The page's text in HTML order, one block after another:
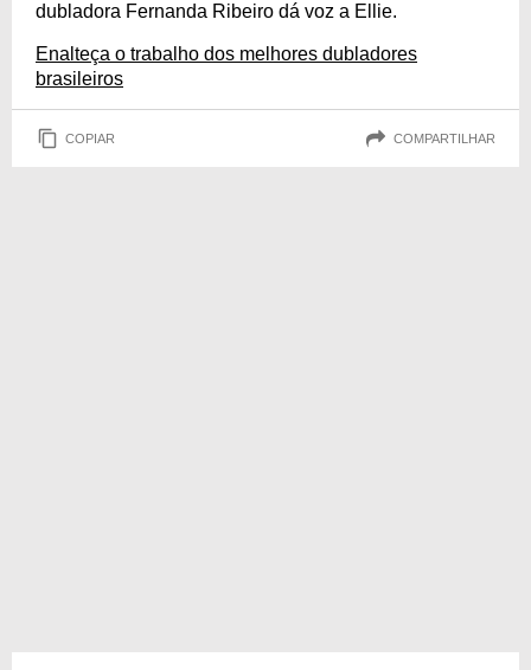
dubladora Fernanda Ribeiro dá voz a Ellie.
Enalteça o trabalho dos melhores dubladores
brasileiros
COPIAR COMPARTILHAR